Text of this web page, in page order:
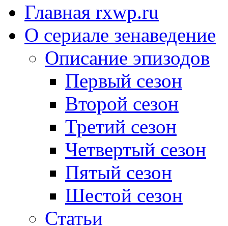
Главная rxwp.ru
О сериале зенаведение
Описание эпизодов
Первый сезон
Второй сезон
Третий сезон
Четвертый сезон
Пятый сезон
Шестой сезон
Статьи